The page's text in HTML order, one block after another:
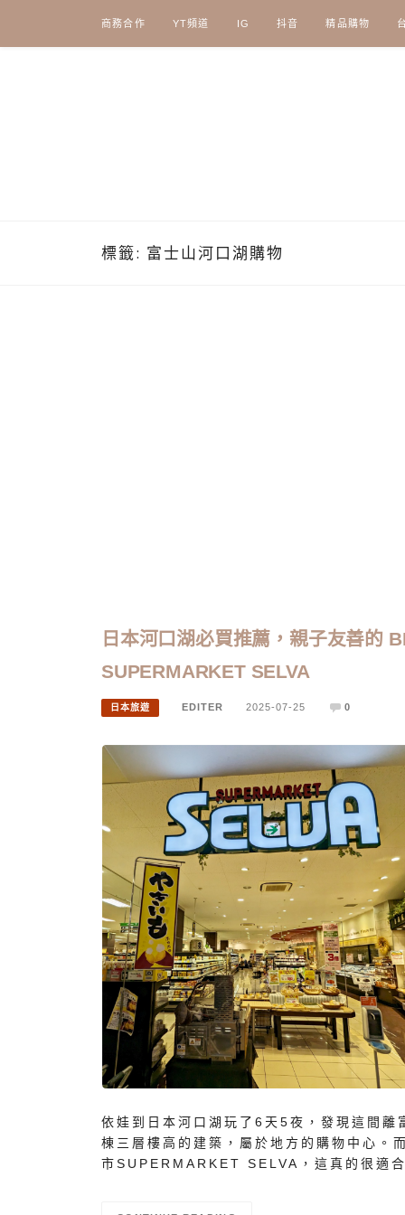
content
商務合作 YT頻道 IG 抖音 精品購物
標籤: 富士山河口湖購物
日本河口湖必買推薦，親子友善的
SUPERMARKET SELVA
日本旅遊 EDITER 2025-07-25 0
依娃到日本河口湖玩了6天5夜，發現這間
棟三層樓高的建築，屬於地方的購物中心。
市SUPERMARKET SELVA，這真的很適